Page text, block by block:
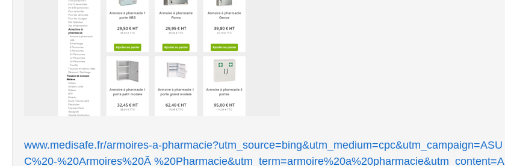
www.medisafe.fr/armoires-a-pharmacie?utm_source=bing&utm_medium=cpc&utm_campaign=ASU
C%20-%20Armoires%20Ã %20Pharmacie&utm_term=armoire%20a%20pharmacie&utm_content=A